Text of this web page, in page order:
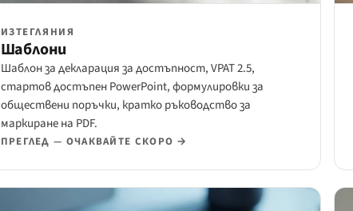
ИЗТЕГЛЯНИЯ
Шаблони
Шаблон за декларация за достъпност, VPAT 2.5,
стартов достъпен PowerPoint, формулировки за
обществени поръчки, кратко ръководство за
маркиране на PDF.
ПРЕГЛЕД — ОЧАКВАЙТЕ СКОРО →